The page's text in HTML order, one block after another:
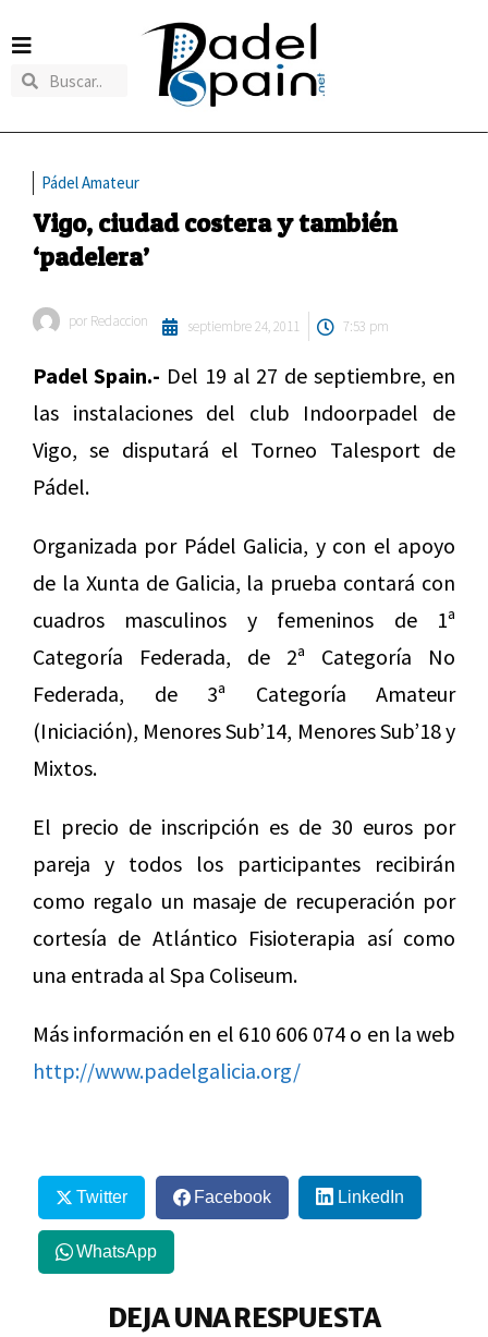
Pádel Amateur
Vigo, ciudad costera y también
‘padelera’
por Redaccion septiembre 24, 2011 7:53 pm
Padel Spain.- Del 19 al 27 de septiembre, en
las instalaciones del club Indoorpadel de
Vigo, se disputará el Torneo Talesport de
Pádel.
Organizada por Pádel Galicia, y con el apoyo
de la Xunta de Galicia, la prueba contará con
cuadros masculinos y femeninos de 1ª
Categoría Federada, de 2ª Categoría No
Federada, de 3ª Categoría Amateur
(Iniciación), Menores Sub’14, Menores Sub’18 y
Mixtos.
El precio de inscripción es de 30 euros por
pareja y todos los participantes recibirán
como regalo un masaje de recuperación por
cortesía de Atlántico Fisioterapia así como
una entrada al Spa Coliseum.
Más información en el 610 606 074 o en la web
http://www.padelgalicia.org/
Twitter Facebook LinkedIn
WhatsApp
DEJA UNA RESPUESTA